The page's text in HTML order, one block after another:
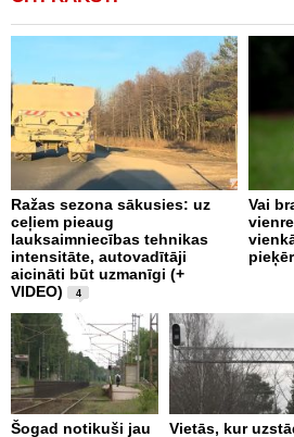
Ražas sezona sākusies: uz
ceļiem pieaug
lauksaimniecības tehnikas
intensitāte, autovadītāji
aicināti būt uzmanīgi (+
VIDEO)
4
Vai
Šogad notikuši jau
Vietās, kur